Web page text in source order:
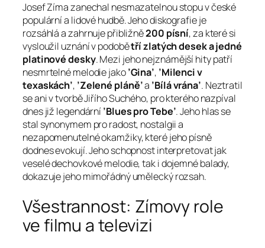
Josef Zíma zanechal nesmazatelnou stopu v české
populární a lidové hudbě. Jeho diskografie je
rozsáhlá a zahrnuje přibližně200 písní, za které si
vysloužil uznání v podobětří zlatých desek a jedné
platinové desky. Mezi jeho nejznámější hity patří
nesmrtelné melodie jako’Gina’, ’Milenci v
texaskách’, ’Zelené pláně’a ’Bílá vrána’. Neztratil
se ani v tvorbě Jiřího Suchého, pro kterého nazpíval
dnes již legendární ’Blues pro Tebe’. Jeho hlas se
stal synonymem pro radost, nostalgii a
nezapomenutelné okamžiky, které jeho písně
dodnes evokují. Jeho schopnost interpretovat jak
veselé dechovkové melodie, tak i dojemné balady,
dokazuje jeho mimořádný umělecký rozsah.
Všestrannost: Zímovy role
ve filmu a televizi